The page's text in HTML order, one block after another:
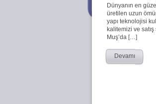
Dünyanın en
üretilen uzun
yapı teknolojisi
kalitemizi ve
Muş’da […]
Devamı